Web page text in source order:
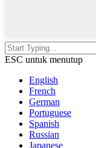
ESC untuk menutup
English
French
German
Portuguese
Spanish
Russian
Japanese